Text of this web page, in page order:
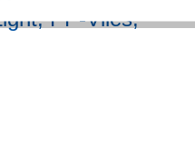
PP-Vlies,